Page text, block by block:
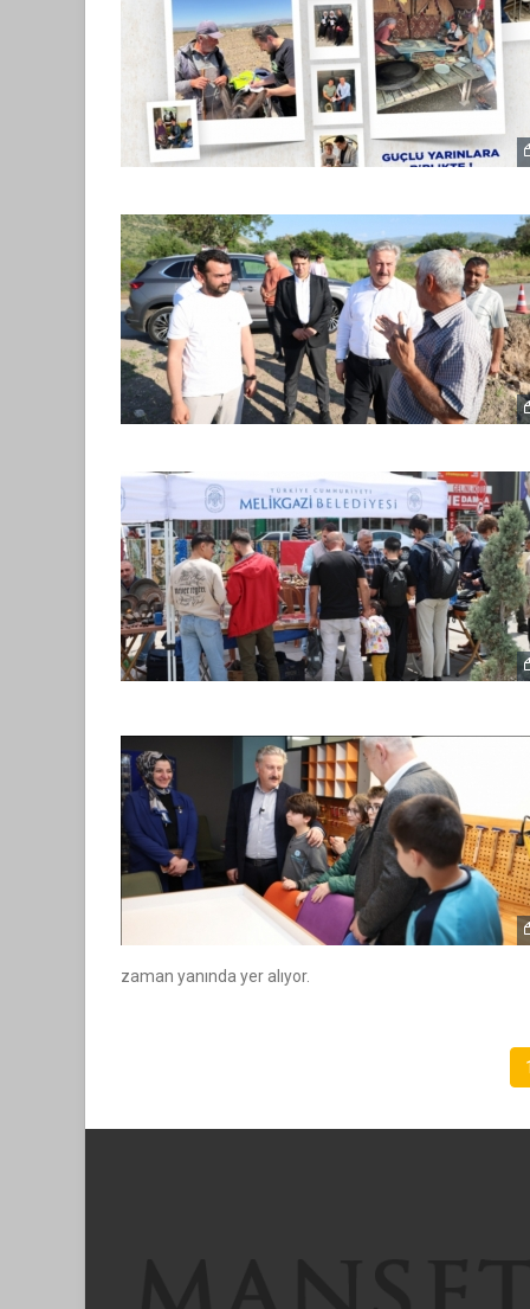
zaman yanında yer alıyor.
KAYSERI’DE
UYARISI